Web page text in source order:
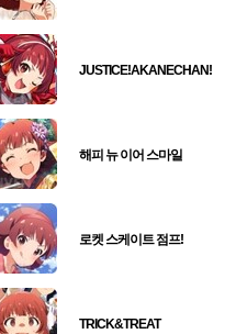
JUSTICE!AKANECHAN!
해피 뉴 이어 스마일
로켓 스케이트 점프!
TRICK&TREAT